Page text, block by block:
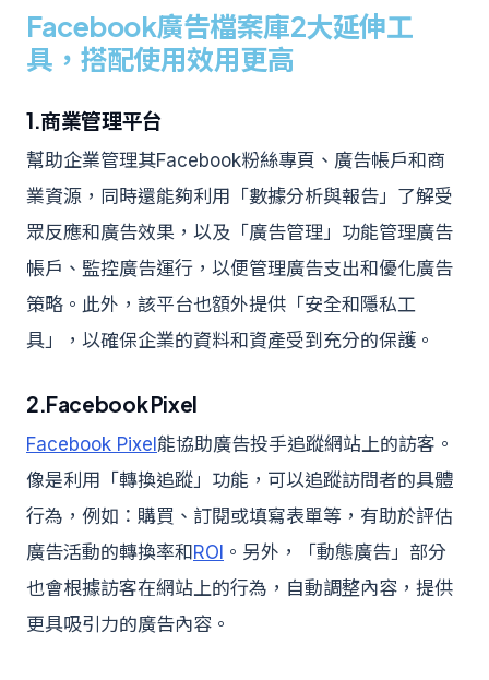
Facebook廣告檔案庫2大延伸工
具，搭配使用效用更高
1.商業管理平台
幫助企業管理其Facebook粉絲專頁、廣告帳戶和商
業資源，同時還能夠利用「數據分析與報告」了解受
眾反應和廣告效果，以及「廣告管理」功能管理廣告
帳戶、監控廣告運行，以便管理廣告支出和優化廣告
策略。此外，該平台也額外提供「安全和隱私工
具」，以確保企業的資料和資產受到充分的保護。
2.Facebook Pixel
Facebook Pixel 能協助廣告投手追蹤網站上的訪客。
像是利用「轉換追蹤」功能，可以追蹤訪問者的具體
行為，例如：購買、訂閱或填寫表單等，有助於評估
廣告活動的轉換率和 ROI 。另外，「動態廣告」部分
也會根據訪客在網站上的行為，自動調整內容，提供
更具吸引力的廣告內容。